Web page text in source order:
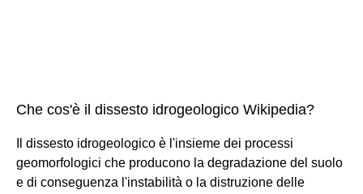
Che cos'è il dissesto idrogeologico Wikipedia?
Il dissesto idrogeologico è l'insieme dei processi
geomorfologici che producono la degradazione del suolo
e di conseguenza l'instabilità o la distruzione delle